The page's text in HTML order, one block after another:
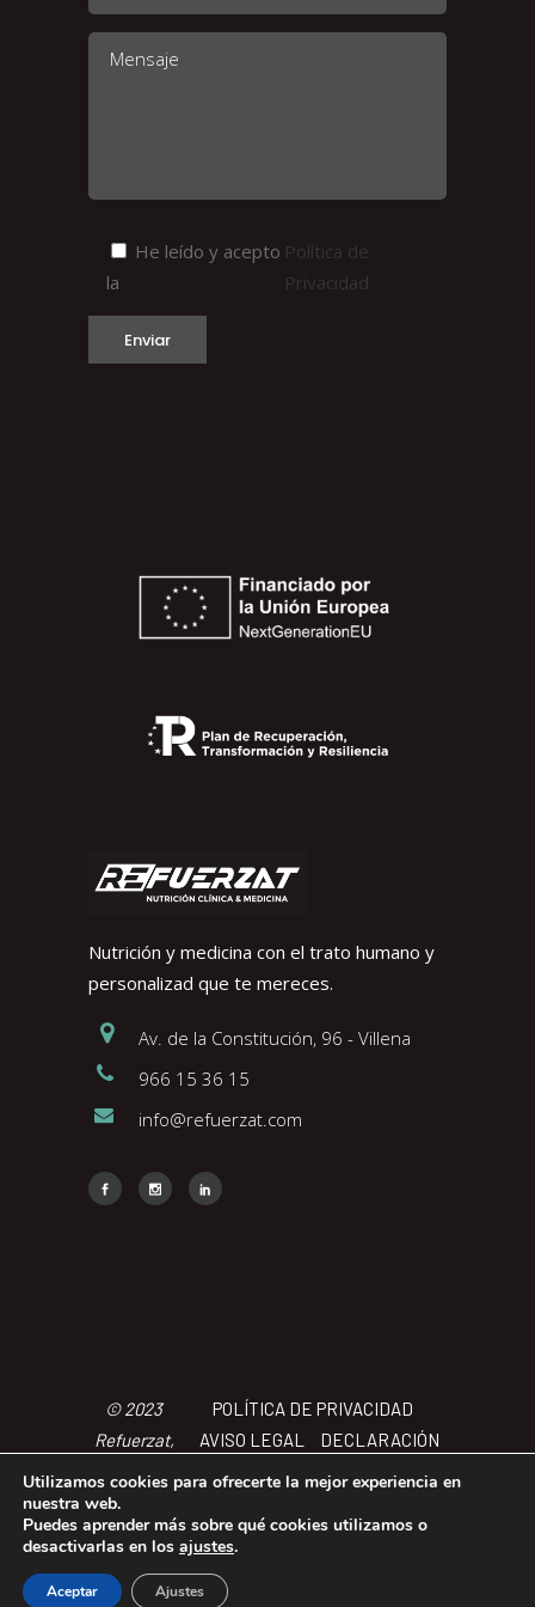
Nutrición y medicina con el trato humano y
personalizad que te mereces.
Av. de la Constitución, 96 - Villena
966 15 36 15
info@refuerzat.com
He leído y acepto
la
Política de
Privacidad
© 2023
Refuerzat,
Todos los
derechos
reservados
POLÍTICA DE PRIVACIDAD
AVISO LEGAL
DECLARACIÓN
DE ACCCESIBILIDAD
POLÍTICA
CONDICIONES
Utilizamos cookies para ofrecerte la mejor experiencia en
nuestra web.
Puedes aprender más sobre qué cookies utilizamos o
desactivarlas en los ajustes.
Aceptar Ajustes